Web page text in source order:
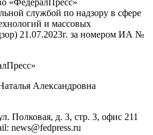
службой по надзору в сфере
и массовых
21.07.2023г. за номером ИА №
Александровна
Полковая, д. 3, стр. 3, офис 211
news@fedpress.ru